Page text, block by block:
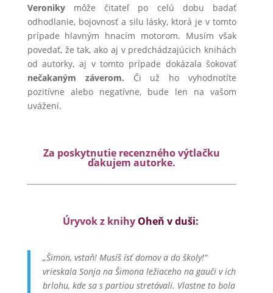
Veronikymôže čitateľ po celú dobu badať
odhodlanie, bojovnosť a silu lásky, ktorá je v tomto
prípade hlavným hnacím motorom. Musím však
povedať, že tak, ako aj v predchádzajúcich knihách
od autorky, aj v tomto prípade dokázala šokovať
nečakaným záverom. Či už ho vyhodnotíte
pozitívne alebo negatívne, bude len na vašom
uvážení.
Za poskytnutie recenzného výtlačku
ďakujem autorke.
Úryvok z knihy Oheň v duši:
„Šimon, vstaň! Musíš ísť domov a do školy!“
vrieskala Sonja na Šimona ležiaceho na gauči v ich
brlohu, kde sa s partiou stretávali. Vlastne to bola